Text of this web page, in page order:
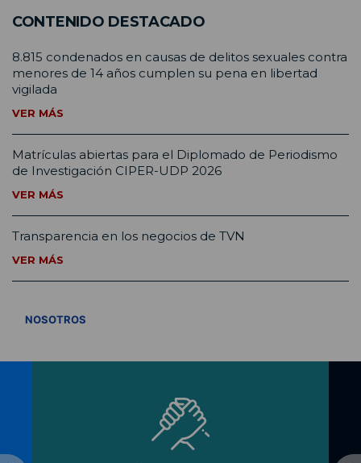
CONTENIDO DESTACADO
8.815 condenados en causas de delitos sexuales contra
menores de 14 años cumplen su pena en libertad
vigilada
VER MÁS
Matrículas abiertas para el Diplomado de Periodismo
de Investigación CIPER-UDP 2026
VER MÁS
Transparencia en los negocios de TVN
VER MÁS
NOSOTROS